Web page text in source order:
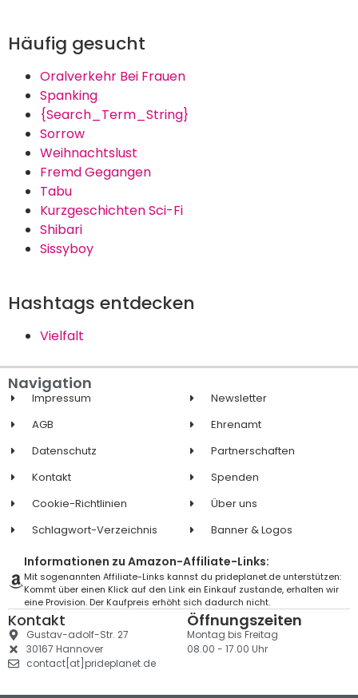
Häufig gesucht
Oralverkehr Bei Frauen
Spanking
{Search_Term_String}
Sorrow
Weihnachtslust
Fremd Gegangen
Tabu
Kurzgeschichten Sci-Fi
Shibari
Sissyboy
Hashtags entdecken
Vielfalt
Navigation
Impressum
AGB
Datenschutz
Kontakt
Cookie-Richtlinien
Schlagwort-Verzeichnis
Newsletter
Ehrenamt
Partnerschaften
Spenden
Über uns
Banner & Logos
Informationen zu Amazon-Affiliate-Links:
Mit sogenannten Affiliate-Links kannst du prideplanet.de unterstützen:
Kommt über einen Klick auf den Link ein Einkauf zustande, erhalten wir
eine Provision. Der Kaufpreis erhöht sich dadurch nicht.
Kontakt
Gustav-adolf-Str. 27
30167 Hannover
contact[at]prideplanet.de
Öffnungszeiten
Montag bis Freitag
08.00 - 17.00 Uhr